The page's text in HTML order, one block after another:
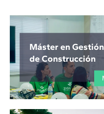
Máster en
de Construcción